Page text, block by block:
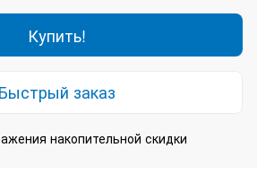
Купить!
Быстрый заказ
накопительной скидки